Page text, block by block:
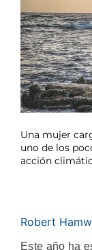
Una mujer
uno de los
acción
Robert
Este año ha